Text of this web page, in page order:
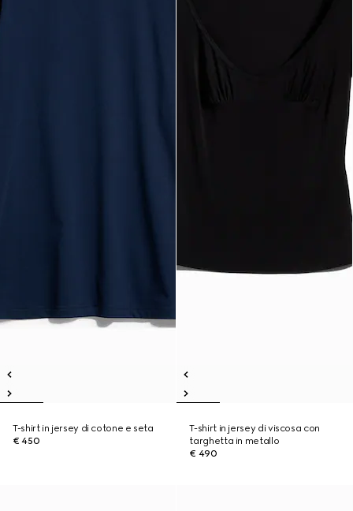
T-shirt in jersey di cotone e seta
€ 450
T-shirt in jersey di viscosa con
targhetta in metallo
€ 490